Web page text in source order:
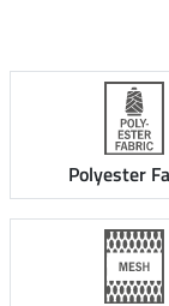
Polyester